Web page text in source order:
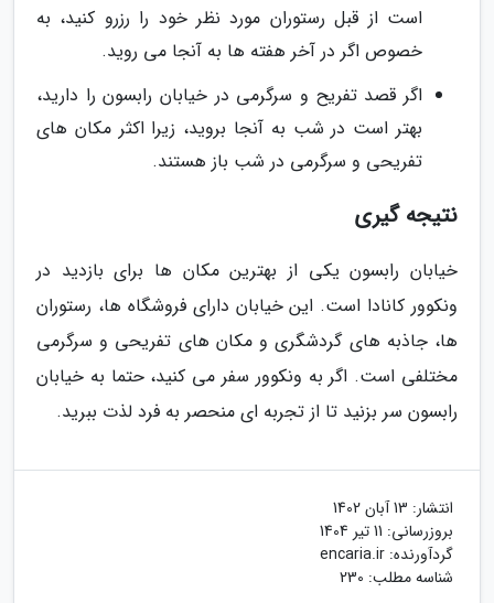
است از قبل رستوران مورد نظر خود را رزرو کنید، به
خصوص اگر در آخر هفته ها به آنجا می روید.
اگر قصد تفریح و سرگرمی در خیابان رابسون را دارید،
بهتر است در شب به آنجا بروید، زیرا اکثر مکان های
تفریحی و سرگرمی در شب باز هستند.
نتیجه گیری
خیابان رابسون یکی از بهترین مکان ها برای بازدید در
ونکوور کانادا است. این خیابان دارای فروشگاه ها، رستوران
ها، جاذبه های گردشگری و مکان های تفریحی و سرگرمی
مختلفی است. اگر به ونکوور سفر می کنید، حتما به خیابان
رابسون سر بزنید تا از تجربه ای منحصر به فرد لذت ببرید.
انتشار: 13 آبان 1402
بروزرسانی: 11 تیر 1404
گردآورنده: encaria.ir
شناسه مطلب: 230